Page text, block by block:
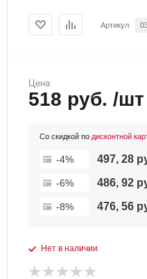
Артикул
Цена
518 руб. /шт
Со скидкой по дисконтной
-4% 497, 28
-6% 486, 92
-8% 476, 56
Нет в наличии